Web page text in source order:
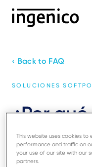
contento
‹ Back to FAQ
SOLUCIONES
¿Por
IMEI?
This website uses cookies
performance and traffic on
your use of our site with our
partners.